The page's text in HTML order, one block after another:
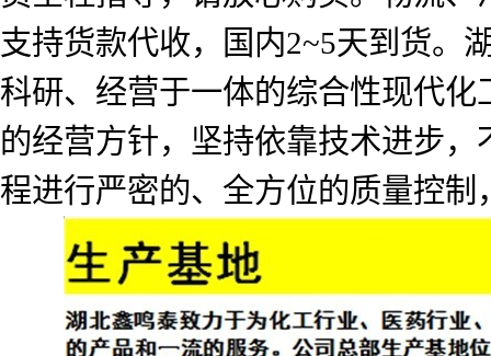
支持货款代收，国内2~5天到货。
科研、经营于一体的综合性现代
的经营方针，坚持依靠技术进步
程进行严密的、全方位的质量控